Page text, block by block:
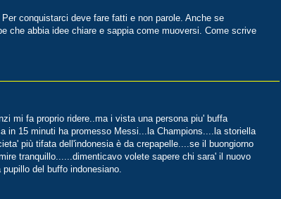
conquistarci deve fare fatti e non parole. Anche se
che abbia idee chiare e sappia come muoversi. Come scrive
mi fa proprio ridere..ma i vista una persona piu' buffa
in 15 minuti ha promesso Messi...la Champions....la storiella
più tifata dell'indonesia è da crepapelle....se il buongiorno
tranquillo......dimenticavo volete sapere chi sara' il nuovo
del buffo indonesiano.